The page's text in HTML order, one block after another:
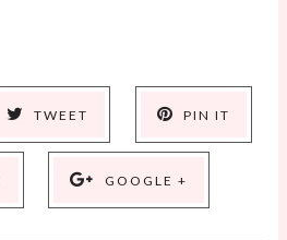
TWEET PIN IT
GOOGLE +